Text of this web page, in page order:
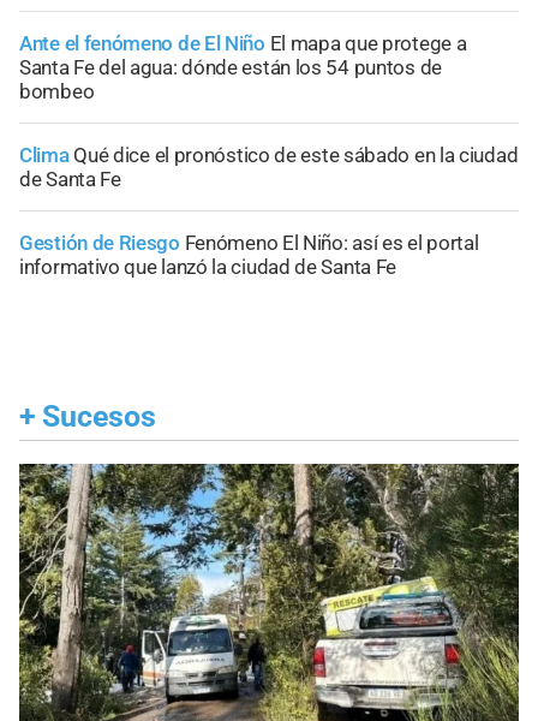
Ante el fenómeno de El Niño El mapa que protege a
Santa Fe del agua: dónde están los 54 puntos de
bombeo
Clima Qué dice el pronóstico de este sábado en la ciudad
de Santa Fe
Gestión de Riesgo Fenómeno El Niño: así es el portal
informativo que lanzó la ciudad de Santa Fe
+ Sucesos